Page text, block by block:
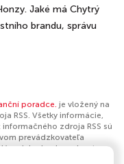
Jaké má Chytrý
brandu, správu
poradce. je vložený na
RSS. Všetky informácie,
zdroja RSS sú
prevádzkovateľa
za ich obsah podcastov.